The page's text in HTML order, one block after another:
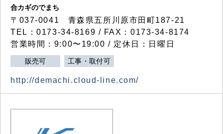
合カギのでまち
〒037-0041 青森県五所川原市田町187-21
TEL：0173-34-8169 / FAX：0173-34-8174
営業時間：9:00〜19:00 / 定休日：日曜日
販売可 工事・取付可
http://demachi.cloud-line.com/